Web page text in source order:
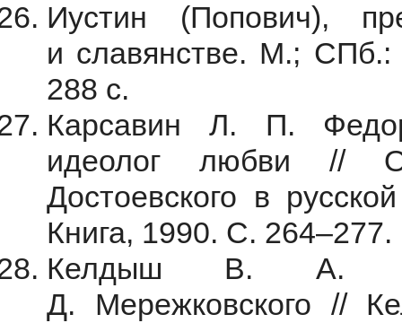
Иустин (Попович),
и славянстве. М.; СПб.:
288 с.
Карсавин Л. П.
идеолог любви // О
Достоевского в
Книга, 1990. С. 264–277.
Келдыш В. А.
Д. Мережковского //